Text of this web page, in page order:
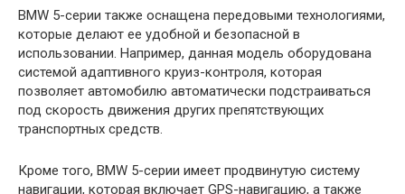
BMW 5-серии также оснащена передовыми технологиями,
которые делают ее удобной и безопасной в
использовании. Например, данная модель оборудована
системой адаптивного круиз-контроля, которая
позволяет автомобилю автоматически подстраиваться
под скорость движения других препятствующих
транспортных средств.
Кроме того, BMW 5-серии имеет продвинутую систему
навигации, которая включает GPS-навигацию, а также